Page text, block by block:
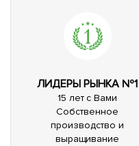
ЛИДЕРЫ РЫНКА №1
15 лет с Вами
Собственное
производство и
выращивание